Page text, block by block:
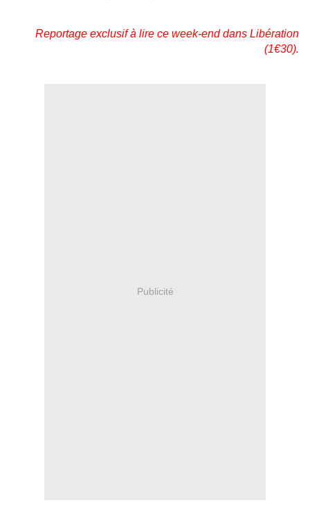
Reportage exclusif à lire ce week-end dans Libération
(1€30).
Publicité